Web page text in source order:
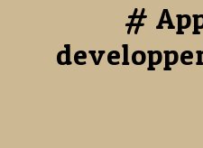
#